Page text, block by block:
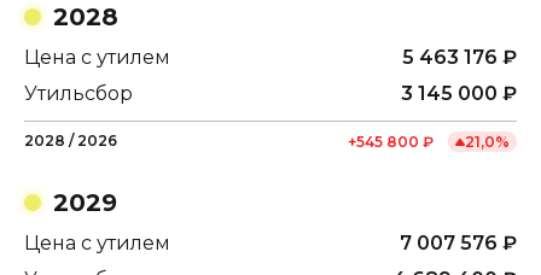
2028
Цена с утилем 5 463 176 ₽
Утильсбор
3 145 000 ₽
2028 / 2026 +545 800 ₽ 21,0%
2029
Цена с утилем 7 007 576 ₽